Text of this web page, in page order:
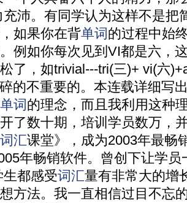
沛。有同学认为这样不是把
如果你在背单词的过程中始
例如你每次见到VI都是六，
了，如trivial---tri(三)+ vi(六
的不重要的。本连载详细写
单词的理念，而且我利用这种
了数十期，培训学员数万
词汇课堂》，成为2003年最畅
年畅销软件。曾创下让学
都感受词汇量有非常大的增
方法。我一直相信过目不忘